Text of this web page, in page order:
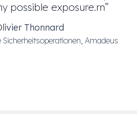
possible exposure.rn”
Thonnard
Amadeus